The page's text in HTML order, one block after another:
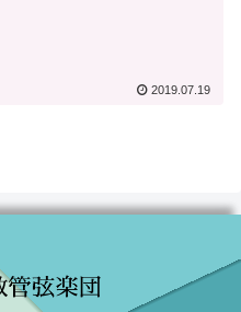
2019.07.19